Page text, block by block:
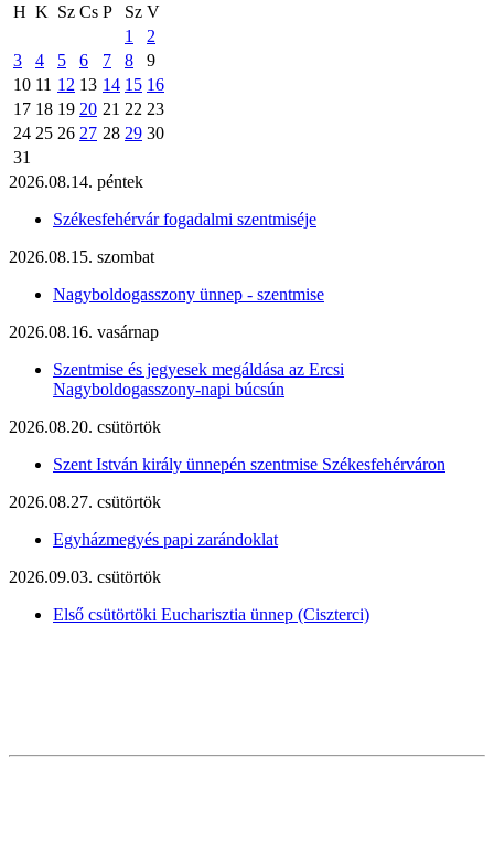
H K Sz Cs P Sz V
1
2
3
4 5 6 7 8
9
10 11 12 13 14 15 16
17 18 19 20 21 22 23
24 25 26 27 28 29 30
31
2026.08.14. péntek
Székesfehérvár fogadalmi szentmiséje
2026.08.15. szombat
Nagyboldogasszony ünnep - szentmise
2026.08.16. vasárnap
Szentmise és jegyesek megáldása az Ercsi
Nagyboldogasszony-napi búcsún
2026.08.20. csütörtök
Szent István király ünnepén szentmise Székesfehérváron
2026.08.27. csütörtök
Egyházmegyés papi zarándoklat
2026.09.03. csütörtök
Első csütörtöki Eucharisztia ünnep (Ciszterci)